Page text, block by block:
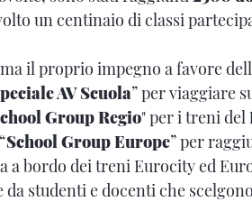
un centinaio di classi
il proprio impegno a favore
AV Scuola” per viaggiare
Group Regio" per i treni del
School Group Europe” per
a bordo dei treni Eurocity ed
studenti e docenti che